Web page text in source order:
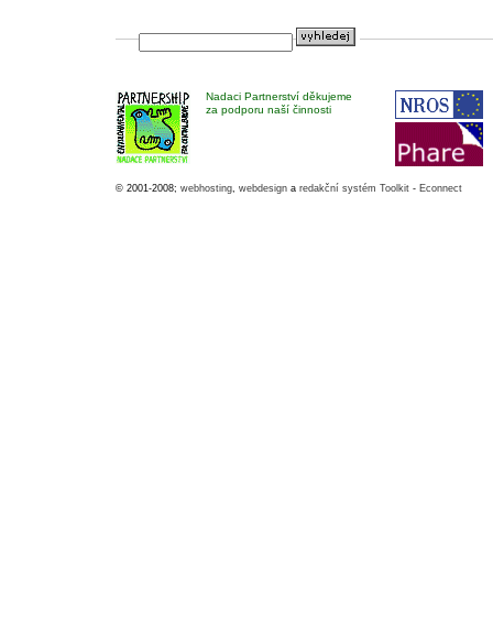
Nadaci Partnerství děkujeme
za podporu naší činnosti
© 2001-2008; webhosting, webdesign a redakční systém Toolkit - Econnect